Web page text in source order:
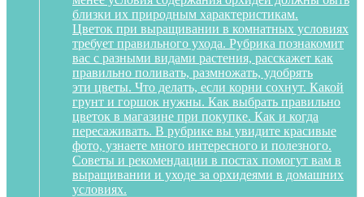
близки их природным характеристикам.
Цветок при выращивании в комнатных условиях
требует правильного ухода. Рубрика познакомит
вас с разными видами растения, расскажет как
правильно поливать, размножать, удобрять
эти цветы. Что делать, если корни сохнут. Какой
грунт и горшок нужны. Как выбрать правильно
цветок в магазине при покупке. Как и когда
пересаживать. В рубрике вы увидите красивые
фото, узнаете много интересного и полезного.
Советы и рекомендации в постах помогут вам в
выращивании и уходе за орхидеями в домашних
условиях.